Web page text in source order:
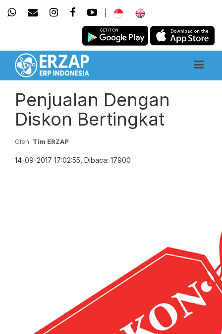
Penjualan Dengan
Diskon Bertingkat
Oleh: Tim ERZAP
14-09-2017 17:02:55, Dibaca: 17900